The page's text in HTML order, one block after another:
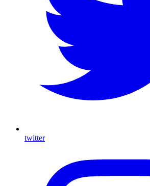
twitter